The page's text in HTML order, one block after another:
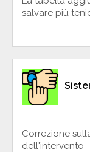
salvare più
Correzione
dell'intervento